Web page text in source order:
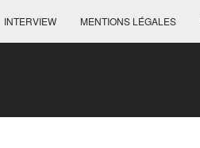
INTERVIEW MENTIONS LÉGALES